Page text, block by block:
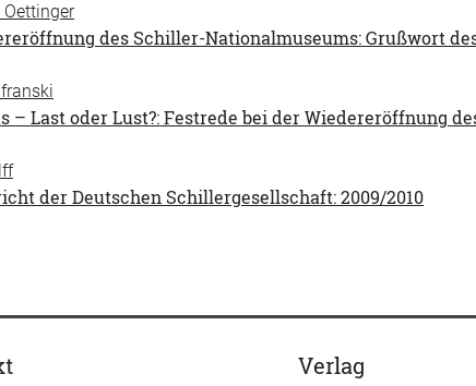
Oettinger
des Schiller-Nationalmuseums: Grußwort
– Last oder Lust?: Festrede bei der Wiedereröffnung
der Deutschen Schillergesellschaft: 2009/2010
Verlag